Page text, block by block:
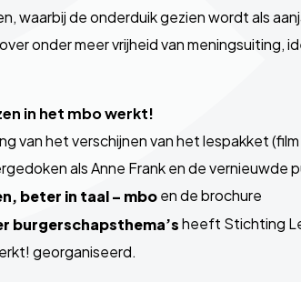
waarbij de onderduik gezien wordt als
onder meer vrijheid van meningsuiting,
in het mbo werkt!
van het verschijnen van het lespakket
als Anne Frank en de vernieuwde
beter in taal – mboen de brochure
burgerschapsthema’sheeft Stichting
georganiseerd.